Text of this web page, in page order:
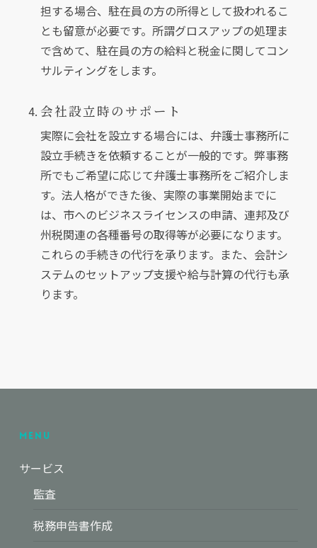
担する場合、駐在員の方の所得として扱われるこ
とも留意が必要です。所謂グロスアップの処理ま
で含めて、駐在員の方の給料と税金に関してコン
サルティングをします。
会社設立時のサポート
実際に会社を設立する場合には、弁護士事務所に
設立手続きを依頼することが一般的です。弊事務
所でもご希望に応じて弁護士事務所をご紹介しま
す。法人格ができた後、実際の事業開始までに
は、市へのビジネスライセンスの申請、連邦及び
州税関連の各種番号の取得等が必要になります。
これらの手続きの代行を承ります。また、会計シ
ステムのセットアップ支援や給与計算の代行も承
ります。
Menu
サービス
監査
税務申告書作成